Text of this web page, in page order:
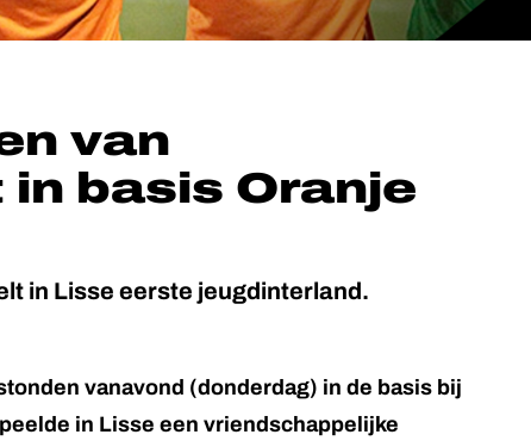
ORANJE ONDER 18
van
basis Oranje
in Lisse eerste jeugdinterland.
vanavond (donderdag) in de basis bij
in Lisse een vriendschappelijke